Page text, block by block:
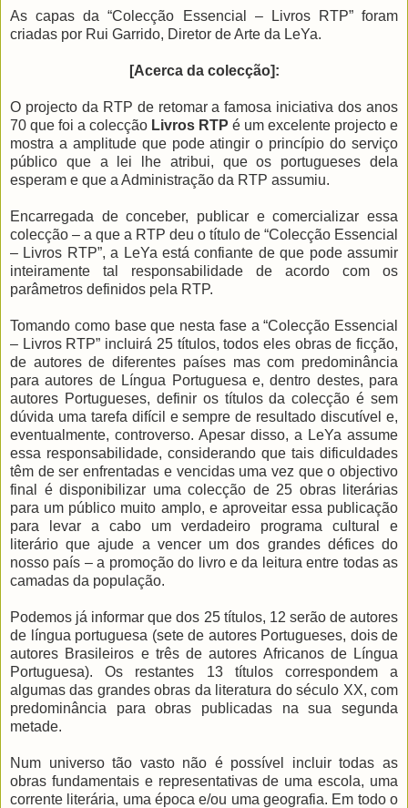
As capas da “Colecção Essencial – Livros RTP” foram
criadas por Rui Garrido, Diretor de Arte da LeYa.
[Acerca da colecção]:
O projecto da RTP de retomar a famosa iniciativa dos anos
70 que foi a colecção Livros RTP é um excelente projecto e
mostra a amplitude que pode atingir o princípio do serviço
público que a lei lhe atribui, que os portugueses dela
esperam e que a Administração da RTP assumiu.
Encarregada de conceber, publicar e comercializar essa
colecção – a que a RTP deu o título de “Colecção Essencial
– Livros RTP”, a LeYa está confiante de que pode assumir
inteiramente tal responsabilidade de acordo com os
parâmetros definidos pela RTP.
Tomando como base que nesta fase a “Colecção Essencial
– Livros RTP” incluirá 25 títulos, todos eles obras de ficção,
de autores de diferentes países mas com predominância
para autores de Língua Portuguesa e, dentro destes, para
autores Portugueses, definir os títulos da colecção é sem
dúvida uma tarefa difícil e sempre de resultado discutível e,
eventualmente, controverso. Apesar disso, a LeYa assume
essa responsabilidade, considerando que tais dificuldades
têm de ser enfrentadas e vencidas uma vez que o objectivo
final é disponibilizar uma colecção de 25 obras literárias
para um público muito amplo, e aproveitar essa publicação
para levar a cabo um verdadeiro programa cultural e
literário que ajude a vencer um dos grandes défices do
nosso país – a promoção do livro e da leitura entre todas as
camadas da população.
Podemos já informar que dos 25 títulos, 12 serão de autores
de língua portuguesa (sete de autores Portugueses, dois de
autores Brasileiros e três de autores Africanos de Língua
Portuguesa). Os restantes 13 títulos correspondem a
algumas das grandes obras da literatura do século XX, com
predominância para obras publicadas na sua segunda
metade.
Num universo tão vasto não é possível incluir todas as
obras fundamentais e representativas de uma escola, uma
corrente literária, uma época e/ou uma geografia. Em todo o